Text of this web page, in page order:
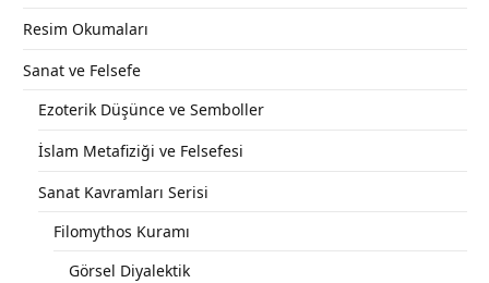
Resim Okumaları
Sanat ve Felsefe
Ezoterik Düşünce ve Semboller
İslam Metafiziği ve Felsefesi
Sanat Kavramları Serisi
Filomythos Kuramı
Görsel Diyalektik